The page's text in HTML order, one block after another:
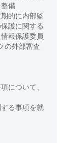
備
的に内部監
護に関する
報保護委員
の外部審査
について、
る事項を就